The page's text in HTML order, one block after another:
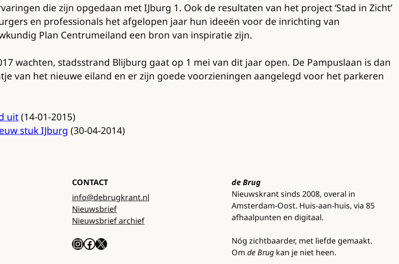
die zijn opgedaan met IJburg 1. Ook de resultaten van het project ‘Stad in Zicht’
en professionals het afgelopen jaar hun ideeën voor de inrichting van
Plan Centrumeiland een bron van inspiratie zijn.
wachten, stadsstrand Blijburg gaat op 1 mei van dit jaar open. De Pampuslaan is dan
van het nieuwe eiland en er zijn goede voorzieningen aangelegd voor het parkeren
uit(14-01-2015)
stuk IJburg (30-04-2014)
CONTACT
info@debrugkrant.nl
Nieuwsbrief
Nieuwsbrief archief
InstagramFacebook X
de Brug
Nieuwskrant sinds 2008, overal in
Amsterdam-Oost. Huis-aan-huis, via 85
afhaalpunten en digitaal.
Nóg zichtbaarder, met liefde gemaakt.
Om de Brug kan je niet heen.